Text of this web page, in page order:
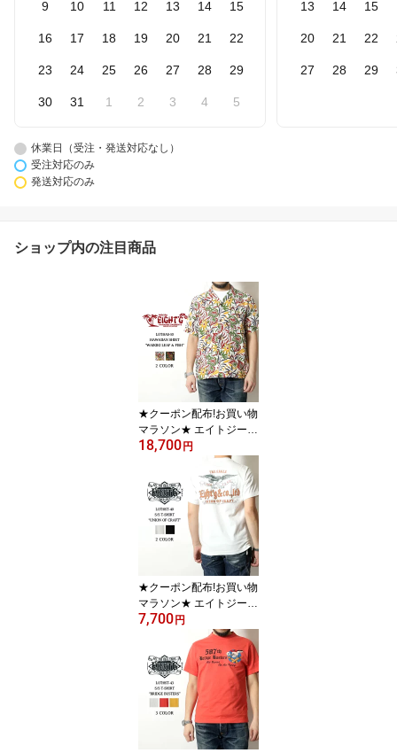
9 10 11 12 13 14 15
16 17 18 19 20 21 22
23 24 25 26 27 28 29
30 31 1 2 3 4 5
13 14 15
20 21 22
27 28 29
休業日（受注・発送対応なし）
受注対応のみ
発送対応のみ
ショップ内の注目商品
★クーポン配布!お買い物
マラソン★ エイトジー
アロハシャツ メンズ ア
メカジ 大人 2026春夏 新
作 ハワイアンシャツ 日
本製 おしゃれ EIGHT-G 8
AS-10 S-XL
18,700円
★クーポン配布!お買い物
マラソン★ エイトジー T
シャツ アメカジ 2026春
夏 新作 メンズ 日本製 半
袖 ヴィンテージ感 カッ
トソー プリント 大人 30
代 40代 50代 国産 綿100
EIGHT-G UNION OF CR
AFT 8ST-40
7,700円